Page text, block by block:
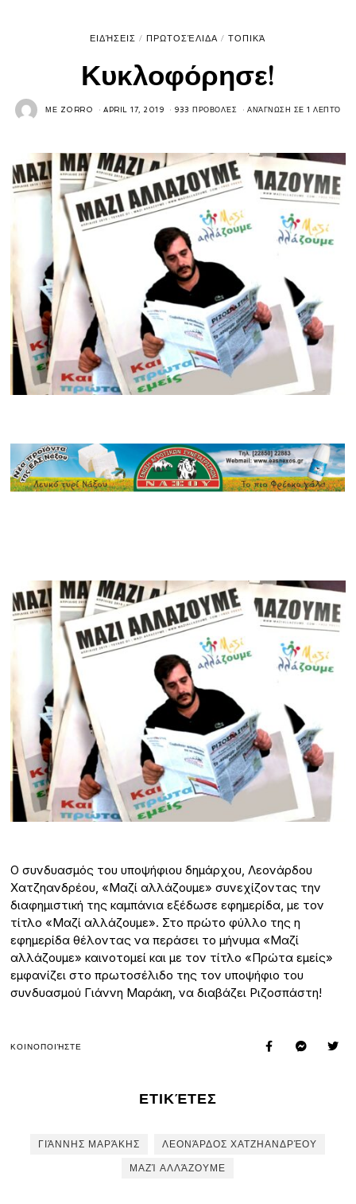
ΕΙΔΉΣΕΙΣ / ΠΡΩΤΟΣΈΛΙΔΑ / ΤΟΠΙΚΆ
Κυκλοφόρησε!
ΜΕ ZORRO APRIL 17, 2019 933 ΠΡΟΒΟΛΈΣ ΑΝΆΓΝΩΣΗ ΣΕ 1 ΛΕΠΤΌ
Ο συνδυασμός του υποψήφιου δημάρχου, Λεονάρδου
Χατζηανδρέου, «Μαζί αλλάζουμε» συνεχίζοντας την
διαφημιστική της καμπάνια εξέδωσε εφημερίδα, με τον
τίτλο «Μαζί αλλάζουμε». Στο πρώτο φύλλο της η
εφημερίδα θέλοντας να περάσει το μήνυμα «Μαζί
αλλάζουμε» καινοτομεί και με τον τίτλο «Πρώτα εμείς»
εμφανίζει στο πρωτοσέλιδο της τον υποψήφιο του
συνδυασμού Γιάννη Μαράκη, να διαβάζει Ριζοσπάστη!
ΚΟΙΝΟΠΟΙΉΣΤΕ
ΕΤΙΚΈΤΕΣ
ΓΙΆΝΝΗΣ ΜΑΡΆΚΗΣ
ΛΕΟΝΆΡΔΟΣ ΧΑΤΖΗΑΝΔΡΈΟΥ
ΜΑΖΊ ΑΛΛΆΖΟΥΜΕ